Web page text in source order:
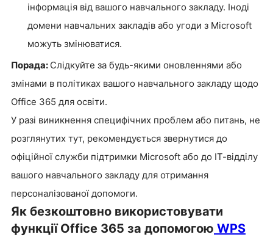
інформація від вашого навчального закладу. Іноді
домени навчальних закладів або угоди з Microsoft
можуть змінюватися.
Порада: Слідкуйте за будь-якими оновленнями або
змінами в політиках вашого навчального закладу щодо
Office 365 для освіти.
У разі виникнення специфічних проблем або питань, не
розглянутих тут, рекомендується звернутися до
офіційної служби підтримки Microsoft або до ІТ-відділу
вашого навчального закладу для отримання
персоналізованої допомоги.
Як безкоштовно використовувати
функції Office 365 за допомогою WPS